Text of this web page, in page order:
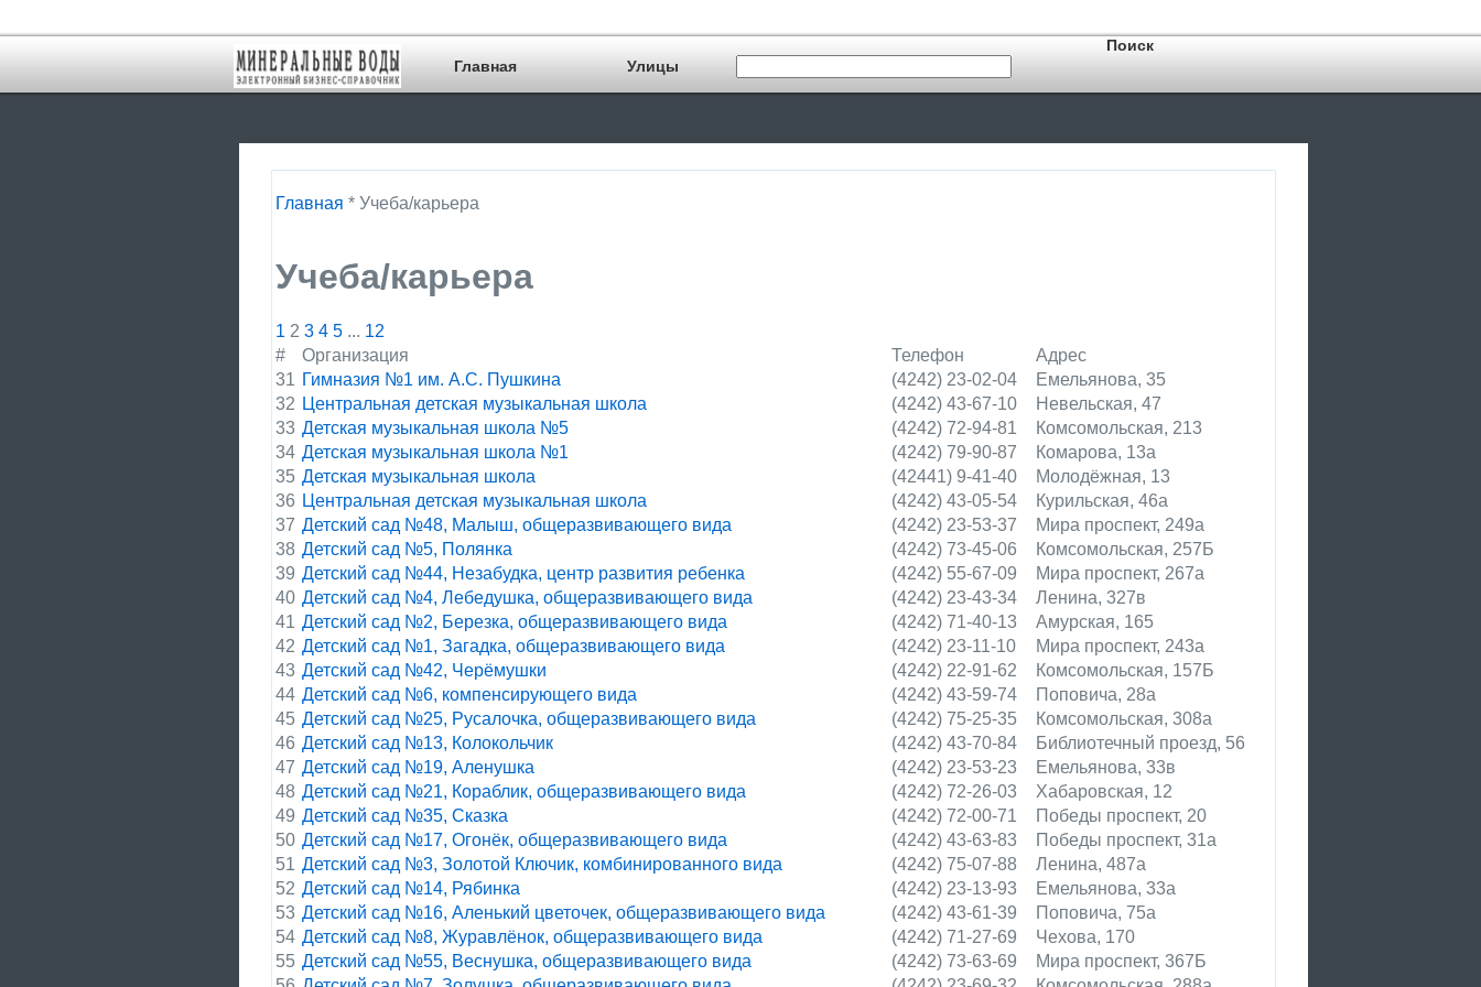
Главная Улицы
Главная * Учеба/карьера
Учеба/карьера
1 2 3 4 5 ... 12
#
Организация Телефон
Адрес
31 Гимназия №1 им. А.С. Пушкина (4242) 23-02-04
Емельянова, 35
32 Центральная детская музыкальная школа (4242) 43-67-10
Невельская, 47
33 Детская музыкальная школа №5 (4242) 72-94-81
Комсомольская, 213
34 Детская музыкальная школа №1 (4242) 79-90-87
Комарова, 13а
35 Детская музыкальная школа (42441) 9-41-40
Молодёжная, 13
36 Центральная детская музыкальная школа (4242) 43-05-54
Курильская, 46а
37 Детский сад №48, Малыш, общеразвивающего вида (4242) 23-53-37
Мира проспект, 249а
38 Детский сад №5, Полянка (4242) 73-45-06
Комсомольская, 257Б
39 Детский сад №44, Незабудка, центр развития ребенка (4242) 55-67-09
Мира проспект, 267а
40 Детский сад №4, Лебедушка, общеразвивающего вида (4242) 23-43-34
Ленина, 327в
41 Детский сад №2, Березка, общеразвивающего вида (4242) 71-40-13
Амурская, 165
42 Детский сад №1, Загадка, общеразвивающего вида (4242) 23-11-10
Мира проспект, 243а
43 Детский сад №42, Черёмушки (4242) 22-91-62
Комсомольская, 157Б
44 Детский сад №6, компенсирующего вида (4242) 43-59-74
Поповича, 28а
45 Детский сад №25, Русалочка, общеразвивающего вида (4242) 75-25-35
Комсомольская, 308а
46 Детский сад №13, Колокольчик (4242) 43-70-84
Библиотечный проезд, 56
47 Детский сад №19, Аленушка (4242) 23-53-23
Емельянова, 33в
48 Детский сад №21, Кораблик, общеразвивающего вида (4242) 72-26-03
Хабаровская, 12
49 Детский сад №35, Сказка (4242) 72-00-71
Победы проспект, 20
50 Детский сад №17, Огонёк, общеразвивающего вида (4242) 43-63-83
Победы проспект, 31а
51 Детский сад №3, Золотой Ключик, комбинированного вида (4242) 75-07-88
Ленина, 487а
52 Детский сад №14, Рябинка (4242) 23-13-93
Емельянова, 33а
53 Детский сад №16, Аленький цветочек, общеразвивающего вида (4242) 43-61-39
Поповича, 75а
54 Детский сад №8, Журавлёнок, общеразвивающего вида (4242) 71-27-69
Чехова, 170
55 Детский сад №55, Веснушка, общеразвивающего вида (4242) 73-63-69
Мира проспект, 367Б